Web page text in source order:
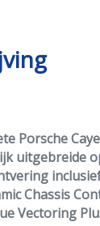
correctie
Porsche
uitgebreide
Chassis
Vectoring